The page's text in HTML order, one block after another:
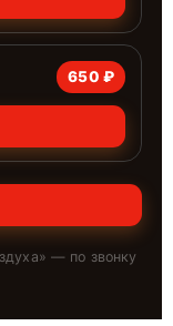
650 ₽
» — по звонку